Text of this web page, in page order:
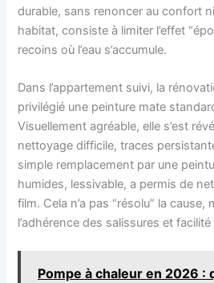
durable, sans renoncer au confort
habitat, consiste à limiter l’effet
recoins où l’eau s’accumule.
Dans l’appartement suivi, la
privilégié une peinture mate
Visuellement agréable, elle s’est
nettoyage difficile, traces
simple remplacement par une
humides, lessivable, a permis de
film. Cela n’a pas “résolu” la cause,
l’adhérence des salissures et facilité
Pompe à chaleur en 2026 :